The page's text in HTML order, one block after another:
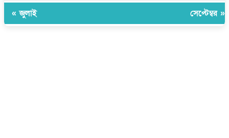
« জুলাই সেপ্টেম্বর »